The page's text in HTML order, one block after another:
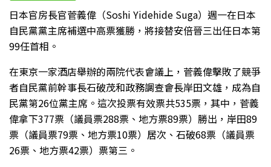
日本官房長官菅義偉（Soshi Yidehide Suga）週一在日本
自民黨黨主席補選中高票獲勝，將接替安倍晉三出任日本第
99任首相。
在東京一家酒店舉辦的兩院代表會議上，菅義偉擊敗了競爭
者自民黨前幹事長石破茂和政務調查會長岸田文雄，成為自
民黨第26位黨主席。這次投票有效票共535票，其中，菅義
偉拿下377票（議員票288票、地方票89票）勝出，岸田89
票（議員票79票、地方票10票）居次、石破68票（議員票
26票、地方票42票）票第三。